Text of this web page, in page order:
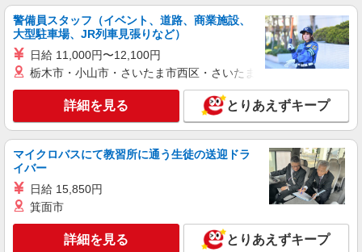
コンパスグループ・ジャパン株式会社 39478_p
調理師【アルバイト・パート】
時給1,700円以上 試用期間中 時給1,700円以上
(試用期間2ヶ月) 残業が発生した場合、残業代を1
分単位で別途支給します。
中村南3-24-12）
詳細を見る
アルバイト
コンパスグループ・ジャパン株式会社 39409_p
調理補助【アルバイト・パート】
時給1,250円以上 試用期間中 時給1,250円以上
(試用期間2ヶ月) 残業が発生した場合、残業代を1
警備員スタッフ（イベント、道路、商業施設、
大型駐車場、JR列車見張りなど）
日給 11,000円〜12,100円
栃木市・小山市・さいたま市西区・さいたま市岩槻区・久喜市・
詳細を見る とりあえずキープ
マイクロバスにて教習所に通う生徒の送迎ドラ
イバー
日給 15,850円
箕面市
詳細を見る とりあえずキープ